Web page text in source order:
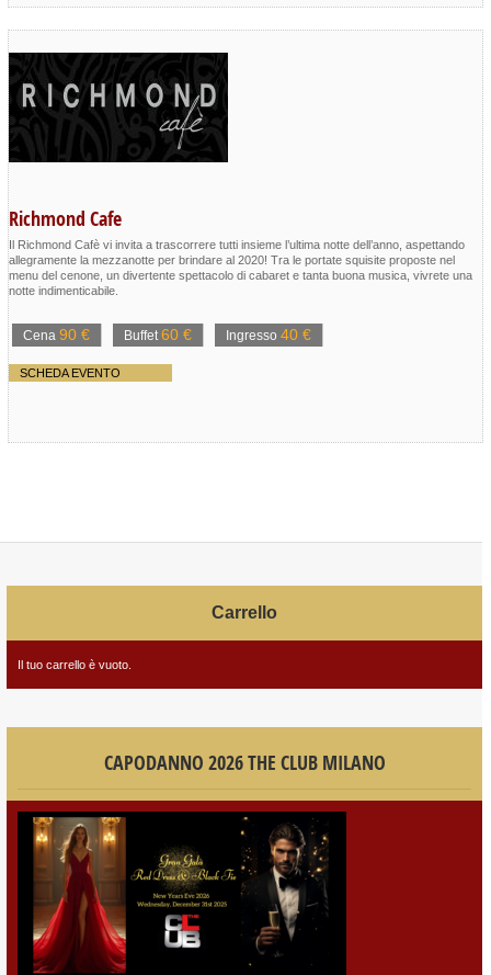
Richmond Cafe
Il Richmond Cafè vi invita a trascorrere tutti insieme l’ultima notte dell’anno, aspettando
allegramente la mezzanotte per brindare al 2020! Tra le portate squisite proposte nel
menu del cenone, un divertente spettacolo di cabaret e tanta buona musica, vivrete una
notte indimenticabile.
Cena 90 € Buffet60 € Ingresso 40 €
SCHEDA EVENTO
Carrello
Il tuo carrello è vuoto.
CAPODANNO 2026 THE CLUB MILANO